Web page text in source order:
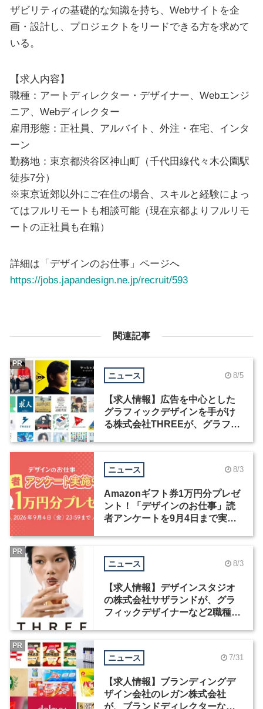
ザビリティの基礎的な知識を持ち、Webサイトを企
画・設計し、プロジェクトをリードできる方を求めて
いる。
【求人内容】
職種：アートディレクター・デザイナー、Webエンジ
ニア、Webディレクター
雇用形態：正社員、アルバイト、外注・在宅、インタ
ーン
勤務地：東京都渋谷区神山町（千代田線代々木公園駅
徒歩7分）
※東京近郊以外にご在住の場合、スキルと経験によっ
てはフルリモートも相談可能（現在京都よりフルリモ
ートの正社員も在籍）
詳細は「デザインのお仕事」ページへ
https://jobs.japandesign.ne.jp/recruit/593
関連記事
ニュース 8/5
【求人情報】広告を中心とした
グラフィックデザインを手がけ
る株式会社THREEが、グラフィ
PR
ニュース 8/3
Amazonギフト券1万円分プレゼ
ント！「デザインのお仕事」読
者アンケートを9月4日まで実施
ニュース 8/3
【求人情報】デザインスタジオ
の株式会社サザランドが、グラ
フィックデザイナーなど2職種を
PR
ニュース 7/31
【求人情報】ブランディングデ
ザイン会社のレガン株式会社
が、ブランドディレクターなど3
PR